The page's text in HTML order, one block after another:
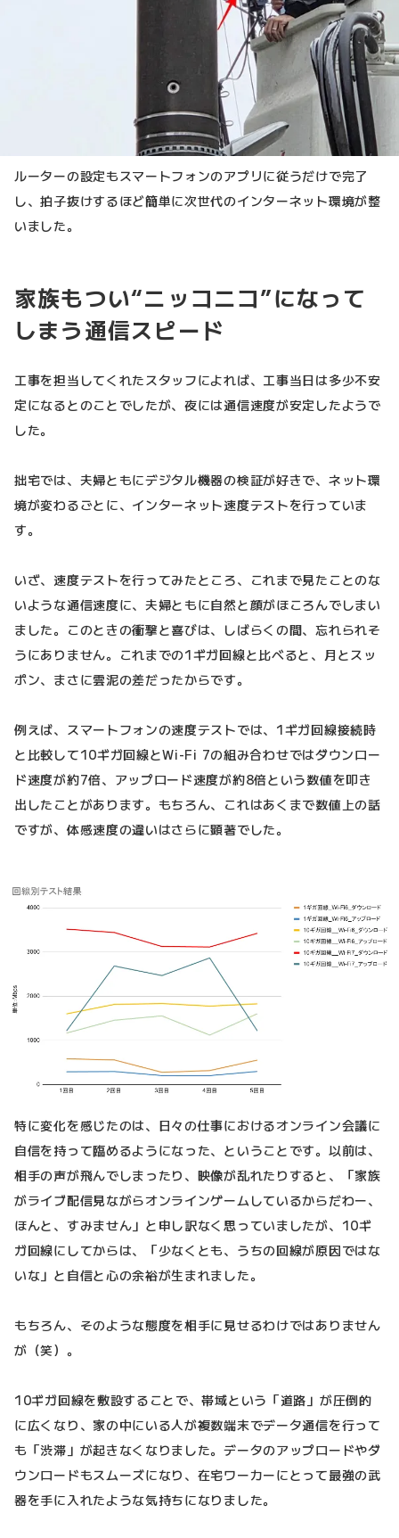
ルーターの設定もスマートフォンのアプリに従うだけで完了
し、拍子抜けするほど簡単に次世代のインターネット環境が整
いました。
家族もつい“ニッコニコ”になって
しまう通信スピード
工事を担当してくれたスタッフによれば、工事当日は多少不安
定になるとのことでしたが、夜には通信速度が安定したようで
した。
拙宅では、夫婦ともにデジタル機器の検証が好きで、ネット環
境が変わるごとに、インターネット速度テストを行っていま
す。
いざ、速度テストを行ってみたところ、これまで見たことのな
いような通信速度に、夫婦ともに自然と顔がほころんでしまい
ました。このときの衝撃と喜びは、しばらくの間、忘れられそ
うにありません。これまでの1ギガ回線と比べると、月とスッ
ポン、まさに雲泥の差だったからです。
例えば、スマートフォンの速度テストでは、1ギガ回線接続時
と比較して10ギガ回線とWi-Fi 7の組み合わせではダウンロー
ド速度が約7倍、アップロード速度が約8倍という数値を叩き
出したことがあります。もちろん、これはあくまで数値上の話
ですが、体感速度の違いはさらに顕著でした。
特に変化を感じたのは、日々の仕事におけるオンライン会議に
自信を持って臨めるようになった、ということです。以前は、
相手の声が飛んでしまったり、映像が乱れたりすると、「家族
がライブ配信見ながらオンラインゲームしているからだわー、
ほんと、すみません」と申し訳なく思っていましたが、10ギ
ガ回線にしてからは、「少なくとも、うちの回線が原因ではな
いな」と自信と心の余裕が生まれました。
もちろん、そのような態度を相手に見せるわけではありません
が（笑）。
10ギガ回線を敷設することで、帯域という「道路」が圧倒的
に広くなり、家の中にいる人が複数端末でデータ通信を行って
も「渋滞」が起きなくなりました。データのアップロードやダ
ウンロードもスムーズになり、在宅ワーカーにとって最強の武
器を手に入れたような気持ちになりました。